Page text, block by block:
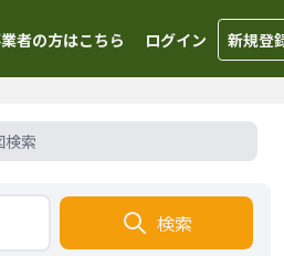
者の方はこちら ログイン 新規登
検索
検索